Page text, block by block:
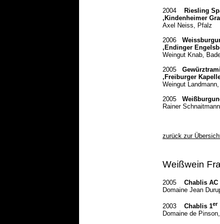
2004
Riesling
‚Kindenheimer
Axel Neiss, Pfalz
2006
,Endinger
Weingut Knab,
2005
‚Freiburger
Weingut
2005
Rainer
zurück zur
Weißwein
2005
Chablis
Domaine Jean
2003 Chablis 1er
Domaine de